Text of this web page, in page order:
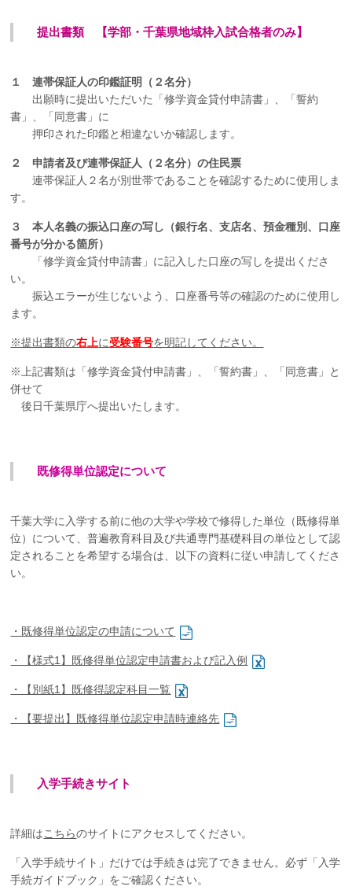
提出書類 【学部・千葉県地域枠入試合格者のみ】
１ 連帯保証人の印鑑証明（２名分）
出願時に提出いただいた「修学資金貸付申請書」、「誓約
書」、「同意書」に
押印された印鑑と相違ないか確認します。
２ 申請者及び連帯保証人（２名分）の住民票
連帯保証人２名が別世帯であることを確認するために使用しま
す。
３ 本人名義の振込口座の写し（銀行名、支店名、預金種別、口座
番号が分かる箇所）
「修学資金貸付申請書」に記入した口座の写しを提出くださ
い。
振込エラーが生じないよう、口座番号等の確認のために使用し
ます。
※提出書類の右上に受験番号を明記してください。
※上記書類は「修学資金貸付申請書」、「誓約書」、「同意書」と
併せて
後日千葉県庁へ提出いたします。
既修得単位認定について
千葉大学に入学する前に他の大学や学校で修得した単位（既修得単
位）について、普遍教育科目及び共通専門基礎科目の単位として認
定されることを希望する場合は、以下の資料に従い申請してくださ
い。
・既修得単位認定の申請について
・【様式1】既修得単位認定申請書および記入例
・【別紙1】既修得認定科目一覧
・【要提出】既修得単位認定申請時連絡先
入学手続きサイト
詳細はこちらのサイトにアクセスしてください。
「入学手続サイト」だけでは手続きは完了できません。必ず「入学
手続ガイドブック」をご確認ください。